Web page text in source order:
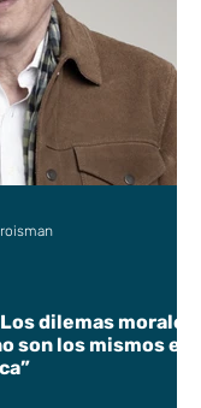
dilemas morales
son los mismos en